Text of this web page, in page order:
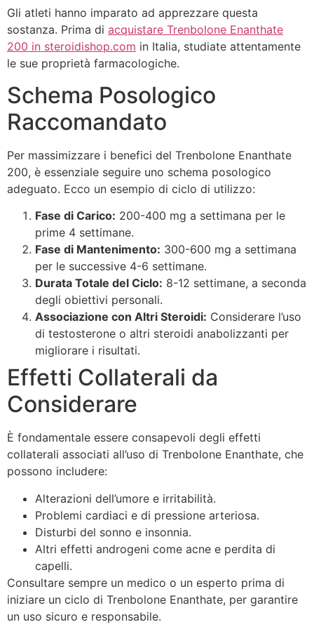
Gli atleti hanno imparato ad apprezzare questa
sostanza. Prima di acquistare Trenbolone Enanthate
200 in steroidishop.com in Italia, studiate attentamente
le sue proprietà farmacologiche.
Schema Posologico
Raccomandato
Per massimizzare i benefici del Trenbolone Enanthate
200, è essenziale seguire uno schema posologico
adeguato. Ecco un esempio di ciclo di utilizzo:
Fase di Carico: 200-400 mg a settimana per le
prime 4 settimane.
Fase di Mantenimento: 300-600 mg a settimana
per le successive 4-6 settimane.
Durata Totale del Ciclo: 8-12 settimane, a seconda
degli obiettivi personali.
Associazione con Altri Steroidi: Considerare l’uso
di testosterone o altri steroidi anabolizzanti per
migliorare i risultati.
Effetti Collaterali da
Considerare
È fondamentale essere consapevoli degli effetti
collaterali associati all’uso di Trenbolone Enanthate, che
possono includere:
Alterazioni dell’umore e irritabilità.
Problemi cardiaci e di pressione arteriosa.
Disturbi del sonno e insonnia.
Altri effetti androgeni come acne e perdita di
capelli.
Consultare sempre un medico o un esperto prima di
iniziare un ciclo di Trenbolone Enanthate, per garantire
un uso sicuro e responsabile.